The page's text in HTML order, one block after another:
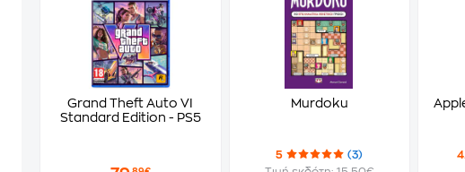
Grand Theft Auto VI
Standard Edition - PS5
Murdoku
5
(3)